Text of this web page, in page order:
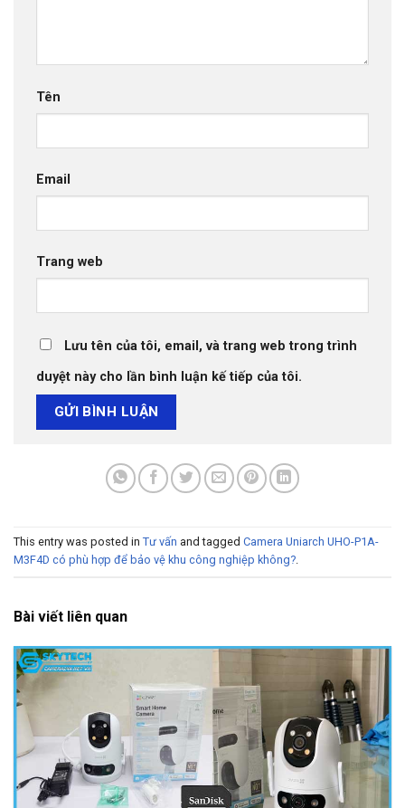
Tên
Email
Trang web
Lưu tên của tôi, email, và trang web trong trình
duyệt này cho lần bình luận kế tiếp của tôi.
This entry was posted in Tư vấn and tagged Camera Uniarch UHO-P1A-
M3F4D có phù hợp để bảo vệ khu công nghiệp không?.
Bài viết liên quan